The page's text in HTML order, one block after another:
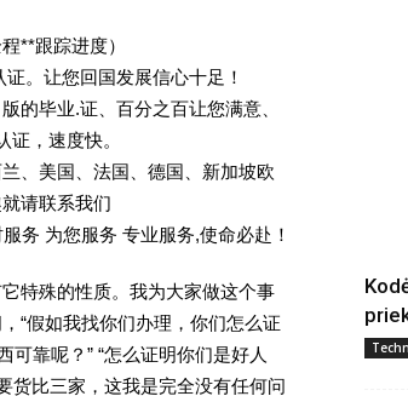
程**跟踪进度）
。让您回国发展信心十足！
的毕业.证、百分之百让您满意、
，速度快。
、美国、法国、德国、新加坡欧
请联系我们
务 为您服务 专业服务,使命必赴！
特殊的性质。我为大家做这个事
“假如我找你们办理，你们怎么证
可靠呢？” “怎么证明你们是好人
货比三家，这我是完全没有任何问